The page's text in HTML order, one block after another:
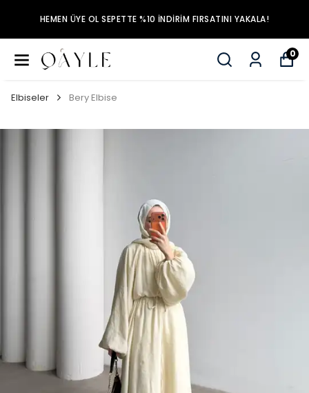
HEMEN ÜYE OL SEPETTE %10 İNDİRİM FIRSATINI YAKALA!
0
Elbiseler Bery Elbise